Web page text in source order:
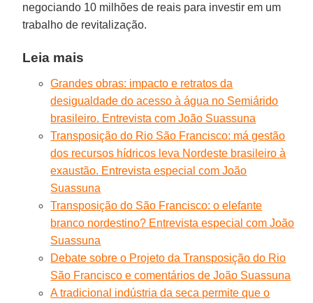
negociando 10 milhões de reais para investir em um
trabalho de revitalização.
Leia mais
Grandes obras: impacto e retratos da
desigualdade do acesso à água no Semiárido
brasileiro. Entrevista com João Suassuna
Transposição do Rio São Francisco: má gestão
dos recursos hídricos leva Nordeste brasileiro à
exaustão. Entrevista especial com João
Suassuna
Transposição do São Francisco: o elefante
branco nordestino? Entrevista especial com João
Suassuna
Debate sobre o Projeto da Transposição do Rio
São Francisco e comentários de João Suassuna
A tradicional indústria da seca permite que o